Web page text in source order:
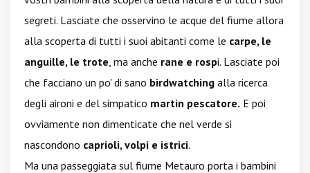
segreti. Lasciate che osservino le acque del fiume allora
alla scoperta di tutti i suoi abitanti come le carpe, le
anguille, le trote, ma anche rane e rospi. Lasciate poi
che facciano un po' di sano birdwatching alla ricerca
degli aironi e del simpatico martin pescatore. E poi
ovviamente non dimenticate che nel verde si
nascondono caprioli, volpi e istrici.
Ma una passeggiata sul fiume Metauro porta i bambini